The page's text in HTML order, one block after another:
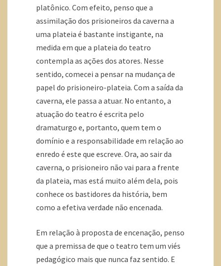
platônico. Com efeito, penso que a
assimilação dos prisioneiros da caverna a
uma plateia é bastante instigante, na
medida em que a plateia do teatro
contempla as ações dos atores. Nesse
sentido, comecei a pensar na mudança de
papel do prisioneiro-plateia. Com a saída da
caverna, ele passa a atuar. No entanto, a
atuação do teatro é escrita pelo
dramaturgo e, portanto, quem tem o
domínio e a responsabilidade em relação ao
enredo é este que escreve. Ora, ao sair da
caverna, o prisioneiro não vai para a frente
da plateia, mas está muito além dela, pois
conhece os bastidores da história, bem
como a efetiva verdade não encenada.
Em relação à proposta de encenação, penso
que a premissa de que o teatro tem um viés
pedagógico mais que nunca faz sentido. E